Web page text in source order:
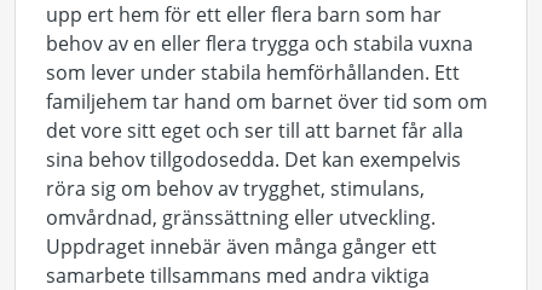
upp ert hem för ett eller flera barn som har
behov av en eller flera trygga och stabila vuxna
som lever under stabila hemförhållanden. Ett
familjehem tar hand om barnet över tid som om
det vore sitt eget och ser till att barnet får alla
sina behov tillgodosedda. Det kan exempelvis
röra sig om behov av trygghet, stimulans,
omvårdnad, gränssättning eller utveckling.
Uppdraget innebär även många gånger ett
samarbete tillsammans med andra viktiga